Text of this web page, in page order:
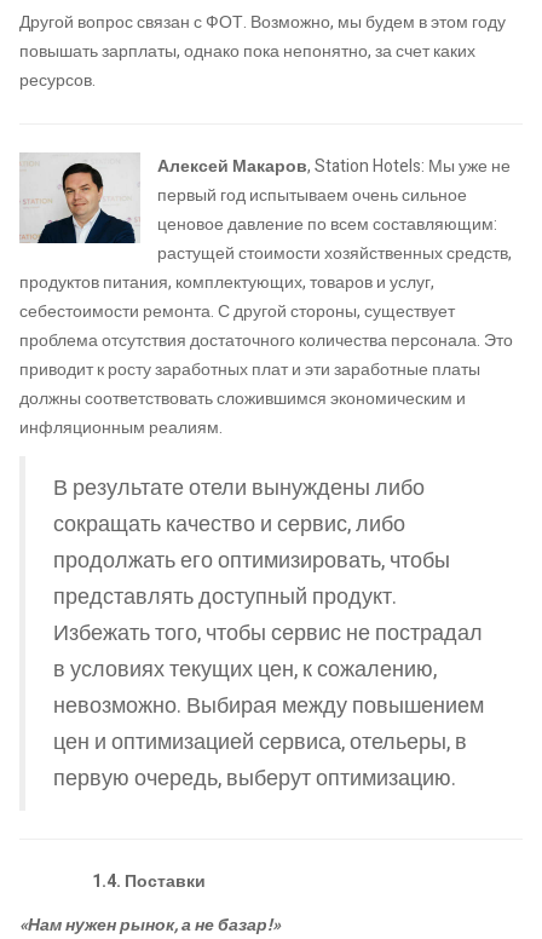
Другой вопрос связан с ФОТ. Возможно, мы будем в этом году
повышать зарплаты, однако пока непонятно, за счет каких
ресурсов.
Алексей Макаров, Station Hotels: Мы уже не
первый год испытываем очень сильное
ценовое давление по всем составляющим:
растущей стоимости хозяйственных средств,
продуктов питания, комплектующих, товаров и услуг,
себестоимости ремонта. С другой стороны, существует
проблема отсутствия достаточного количества персонала. Это
приводит к росту заработных плат и эти заработные платы
должны соответствовать сложившимся экономическим и
инфляционным реалиям.
В результате отели вынуждены либо
сокращать качество и сервис, либо
продолжать его оптимизировать, чтобы
представлять доступный продукт.
Избежать того, чтобы сервис не пострадал
в условиях текущих цен, к сожалению,
невозможно. Выбирая между повышением
цен и оптимизацией сервиса, отельеры, в
первую очередь, выберут оптимизацию.
1.4. Поставки
«Нам нужен рынок, а не базар!»